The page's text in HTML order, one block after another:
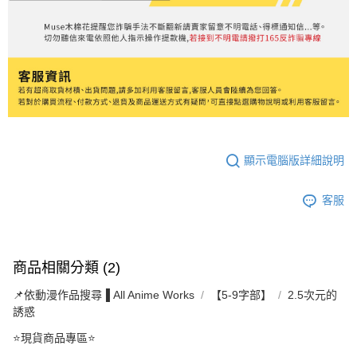
顯示電腦版詳細說明
客服
商品相關分類 (2)
📌依動漫作品搜尋▐ All Anime Works 【5-9字部】
2.5次元的
誘惑
⭐現貨商品專區⭐